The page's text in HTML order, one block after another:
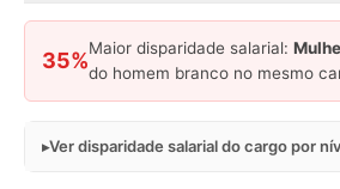
35%
Maior disparidade salarial:
do homem branco no mesmo
Ver disparidade salarial do cargo por